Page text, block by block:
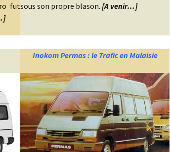
futsous son propre blason. [A venir…]
Inokom Permas : le Trafic en Malaisie